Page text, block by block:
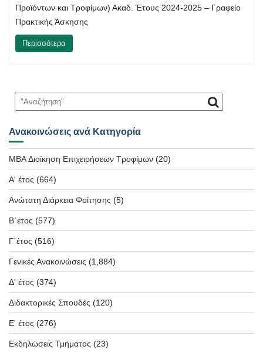
Προϊόντων και Τροφίμων) Ακαδ. Έτους 2024-2025 – Γραφείο
Πρακτικής Άσκησης
Περισσότερα
Ανακοινώσεις ανά Κατηγορία
MBA Διοίκηση Επιχειρήσεων Τροφίμων (20)
Α' έτος (664)
Ανώτατη Διάρκεια Φοίτησης (5)
Β΄έτος (577)
Γ΄έτος (516)
Γενικές Ανακοινώσεις (1,884)
Δ' έτος (374)
Διδακτορικές Σπουδές (120)
Ε' έτος (276)
Εκδηλώσεις Τμήματος (23)